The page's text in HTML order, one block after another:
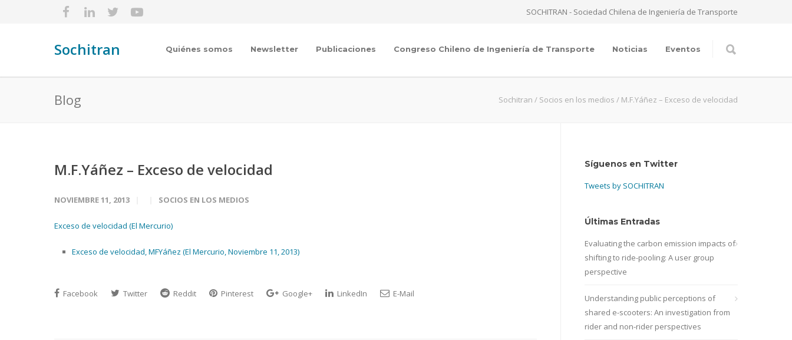
SOCHITRAN - Sociedad Chilena de Ingeniería de Transporte
Sochitran Quiénes somos Newsletter Publicaciones Congreso Chileno de Ingeniería de Transporte Noticias Eventos
Blog Sochitran / Socios en los medios / M.F.Yáñez – Exceso de velocidad
M.F.Yáñez – Exceso de velocidad
NOVIEMBRE 11, 2013 SOCIOS EN LOS MEDIOS
Exceso de velocidad (El Mercurio)
Exceso de velocidad, MFYáñez (El Mercurio, Noviembre 11, 2013)
Facebook Twitter Reddit Pinterest Google+ LinkedIn E-Mail
Síguenos en Twitter
Tweets by SOCHITRAN
Últimas Entradas
Evaluating the carbon emission impacts of
shifting to ride-pooling: A user group
perspective
Understanding public perceptions of
shared e-scooters: An investigation from
rider and non-rider perspectives